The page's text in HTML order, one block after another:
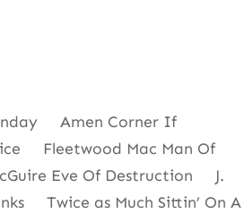
Amen Corner If
Fleetwood Mac Man Of
Eve Of Destruction J.
Twice as Much Sittin’ On A